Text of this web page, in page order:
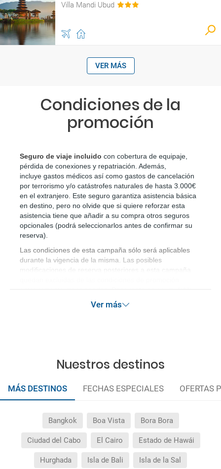
Villa Mandi Ubud
VER MÁS
Condiciones de la
promoción
Seguro de viaje incluido con cobertura de equipaje,
pérdida de conexiones y repatriación. Además,
incluye gastos médicos así como gastos de cancelación
por terrorismo y/o catástrofes naturales de hasta 3.000€
en el extranjero. Este seguro garantiza asistencia básica
en destino, pero no olvide que si quiere reforzar esta
asistencia tiene que añadir a su compra otros seguros
opcionales (podrá seleccionarlos antes de confirmar su
reserva)
Las condiciones de esta campaña sólo será aplicables
durante la vigencia de la misma. Las posibles
modificaciones de reserva posteriores a esta campaña
Ver más
Nuestros destinos
MÁS DESTINOS FECHAS ESPECIALES OFERTAS
Bangkok Boa Vista Bora Bora
Ciudad del Cabo El Cairo Estado de Hawái
Hurghada Isla de Bali Isla de la Sal